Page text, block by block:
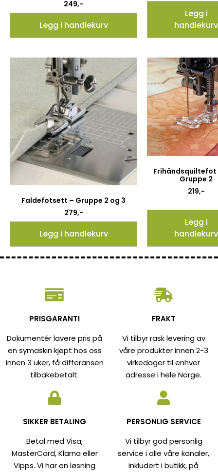
249,-
Legg i handlekurv
Legg i
handlekurv
Faldefotsett – Gruppe 2 og 3
279,-
Legg i handlekurv
Frihåndsquiltefot
Gruppe 2
219,-
Legg i
handlekurv
PRISGARANTI
Dokumentér lavere pris på
en symaskin kjøpt hos oss
innen 3 uker, få differansen
tilbakebetalt.
FRAKT
Vi tilbyr rask levering av
våre produkter innen 2-3
virkedager til enhver
adresse i hele Norge.
SIKKER BETALING
Betal med Visa,
MasterCard, Klarna eller
Vipps. Vi har en løsning
PERSONLIG SERVICE
Vi tilbyr god personlig
service i alle våre kanaler,
inkludert i butikk, på